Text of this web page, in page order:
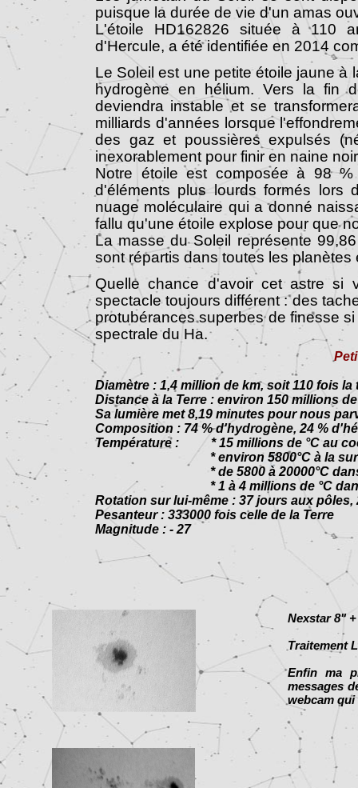
puisque la durée de vie d'un amas
L'étoile HD162826 située à 110
d'Hercule, a été identifiée en 2014
Le Soleil est une petite étoile jaune à
hydrogène en hélium. Vers la fin
deviendra instable et se
milliards d'années lorsque
des gaz et poussières expulsés
inexorablement pour finir en naine
Notre étoile est composée à 98
d'éléments plus lourds formés lors
nuage moléculaire qui a donné
fallu qu'une étoile explose pour que
La masse du Soleil représente
sont répartis dans toutes les
Quelle chance d'avoir cet astre si
spectacle toujours différent : des
protubérances superbes de finesse
spectrale du Ha.
Diamètre : 1,4 million de km, soit 110 fois la
Distance à la Terre : environ 150 millions
Sa lumière met 8,19 minutes pour nous
Composition : 74 % d'hydrogène, 24 %
Température : * 15 millions de °C au
* environ 5800°C à la surface
* de 5800 à 20000°C dans la
* 1 à 4 millions de °C dans la
Rotation sur lui-même : 37 jours aux pôles,
Pesanteur : 333000 fois celle de la Terre
Magnitude : - 27
Nexstar 8"
Traitement
Enfin ma
messages
webcam